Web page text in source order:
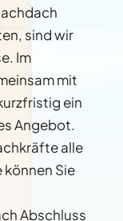
sind wir
Im
mit
ein
Angebot.
alle
können Sie
Abschluss